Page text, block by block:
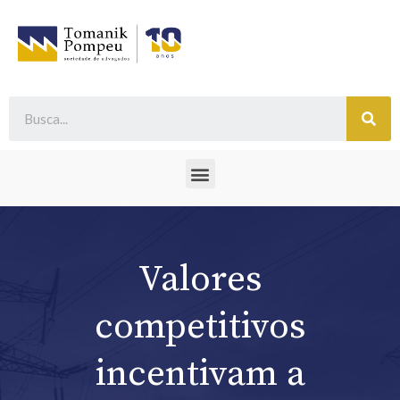
Valores
competitivos
incentivam a